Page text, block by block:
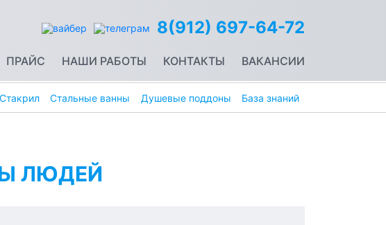
8(912) 697-64-72
ПРАЙС НАШИ РАБОТЫ КОНТАКТЫ ВАКАНСИИ
Стакрил Стальные ванны Душевые поддоны База знаний
ЛЮДЕЙ